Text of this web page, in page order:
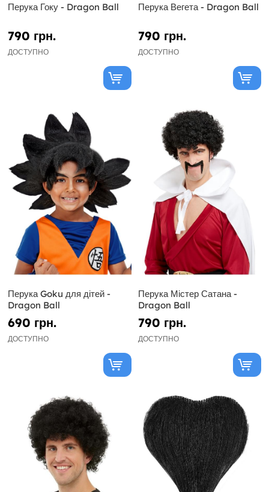
Перука Гоку - Dragon Ball
790 грн.
ДОСТУПНО
Перука Вегета - Dragon Ball
790 грн.
ДОСТУПНО
Перука Goku для дітей -
Dragon Ball
690 грн.
ДОСТУПНО
Перука Містер Сатана -
Dragon Ball
790 грн.
ДОСТУПНО